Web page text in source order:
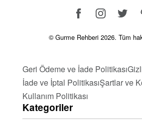
© Gurme Rehberi 2026. Tüm
Geri Ödeme ve İade Politikası
İade ve İptal PolitikasıŞartlar ve
Kullanım Politikası
Kategoriler